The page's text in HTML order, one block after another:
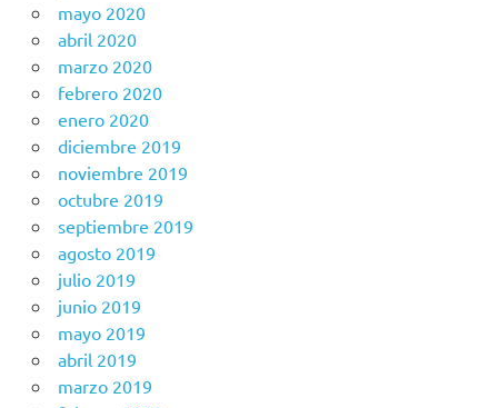
mayo 2020
abril 2020
marzo 2020
febrero 2020
enero 2020
diciembre 2019
noviembre 2019
octubre 2019
septiembre 2019
agosto 2019
julio 2019
junio 2019
mayo 2019
abril 2019
marzo 2019